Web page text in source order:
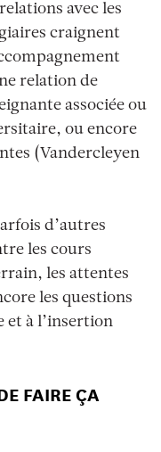
avec les
craignent
relation de
associée ou
ou encore
(Vandercleyen
d’autres
les cours
les attentes
les questions
et à l’insertion
FAIRE ÇA